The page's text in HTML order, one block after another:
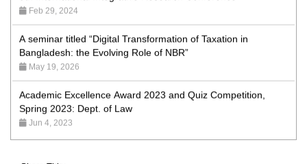
Bangladesh: the Evolving Role of NBR”
May 19, 2026
Spring 2023: Dept. of Law
Jun 4, 2023
Jan 4, 2026